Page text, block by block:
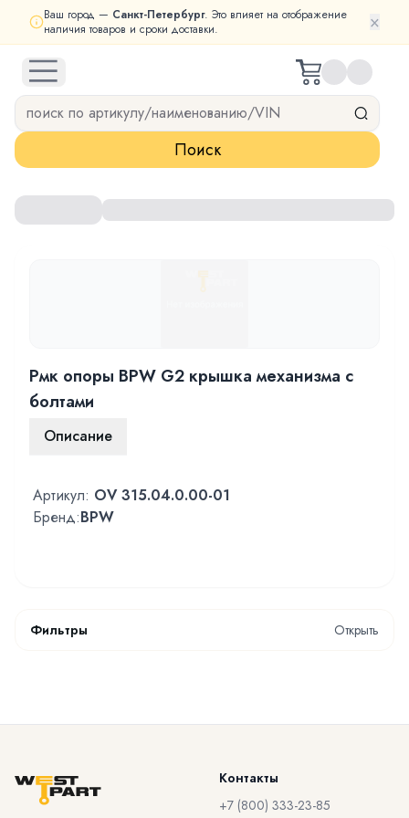
Ваш город — Санкт-Петербург. Это влияет на отображение
наличия товаров и сроки доставки.
×
open navigation menu
Поиск
Рмк опоры BPW G2 крышка механизма с
болтами
Описание
Артикул: OV 315.04.0.00-01
Бренд:BPW
Фильтры Открыть
Контакты
+7 (800) 333-23-85